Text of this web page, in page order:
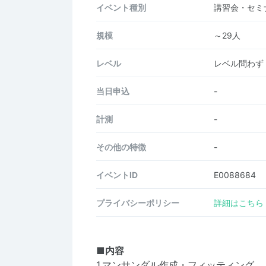
イベント種別 講習会・セミ
規模 ～29人
レベル レベル問わず
当日申込 -
計測 -
その他の特徴 -
イベントID E0088684
プライバシーポリシー 詳細はこちら
■内容